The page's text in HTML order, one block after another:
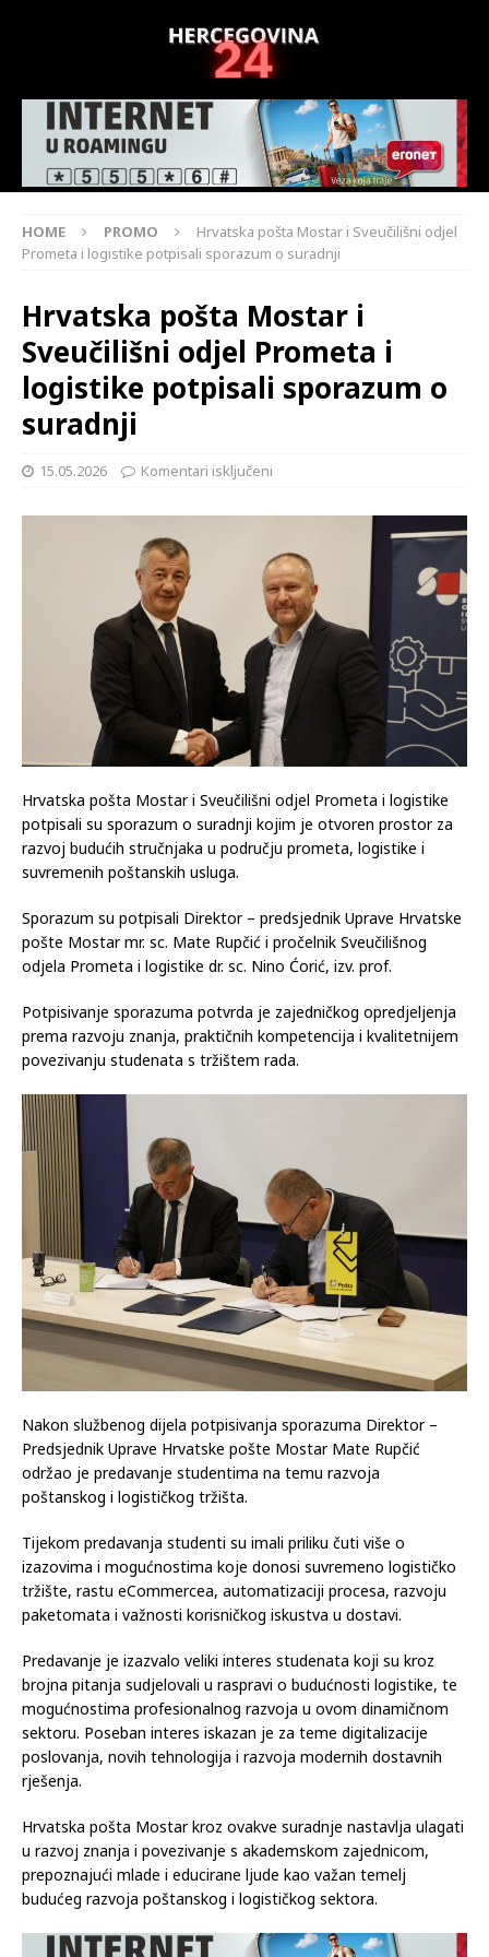
HOME PROMO
Hrvatska pošta Mostar i Sveučilišni odjel
Prometa i logistike potpisali sporazum o suradnji
Hrvatska pošta Mostar i
Sveučilišni odjel Prometa i
logistike potpisali sporazum o
suradnji
15.05.2026 Komentari isključeni
Hrvatska pošta Mostar i Sveučilišni odjel Prometa i logistike
potpisali su sporazum o suradnji kojim je otvoren prostor za
razvoj budućih stručnjaka u području prometa, logistike i
suvremenih poštanskih usluga.
Sporazum su potpisali Direktor – predsjednik Uprave Hrvatske
pošte Mostar mr. sc. Mate Rupčić i pročelnik Sveučilišnog
odjela Prometa i logistike dr. sc. Nino Ćorić, izv. prof.
Potpisivanje sporazuma potvrda je zajedničkog opredjeljenja
prema razvoju znanja, praktičnih kompetencija i kvalitetnijem
povezivanju studenata s tržištem rada.
Nakon službenog dijela potpisivanja sporazuma Direktor –
Predsjednik Uprave Hrvatske pošte Mostar Mate Rupčić
održao je predavanje studentima na temu razvoja
poštanskog i logističkog tržišta.
Tijekom predavanja studenti su imali priliku čuti više o
izazovima i mogućnostima koje donosi suvremeno logističko
tržište, rastu eCommercea, automatizaciji procesa, razvoju
paketomata i važnosti korisničkog iskustva u dostavi.
Predavanje je izazvalo veliki interes studenata koji su kroz
brojna pitanja sudjelovali u raspravi o budućnosti logistike, te
mogućnostima profesionalnog razvoja u ovom dinamičnom
sektoru. Poseban interes iskazan je za teme digitalizacije
poslovanja, novih tehnologija i razvoja modernih dostavnih
rješenja.
Hrvatska pošta Mostar kroz ovakve suradnje nastavlja ulagati
u razvoj znanja i povezivanje s akademskom zajednicom,
prepoznajući mlade i educirane ljude kao važan temelj
budućeg razvoja poštanskog i logističkog sektora.